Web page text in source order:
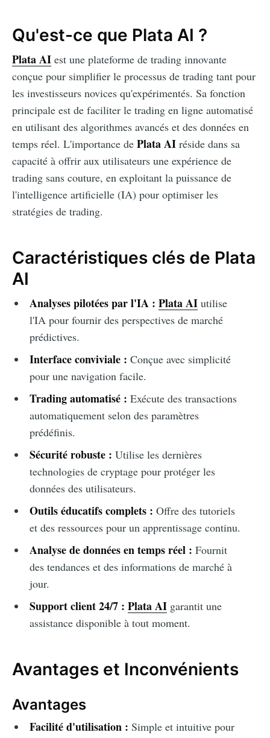
Qu'est-ce que Plata AI ?
Plata AI est une plateforme de trading innovante
conçue pour simplifier le processus de trading tant pour
les investisseurs novices qu'expérimentés. Sa fonction
principale est de faciliter le trading en ligne automatisé
en utilisant des algorithmes avancés et des données en
temps réel. L'importance de Plata AI réside dans sa
capacité à offrir aux utilisateurs une expérience de
trading sans couture, en exploitant la puissance de
l'intelligence artificielle (IA) pour optimiser les
stratégies de trading.
Caractéristiques clés de Plata
AI
Analyses pilotées par l'IA : Plata AIutilise
l'IA pour fournir des perspectives de marché
prédictives.
Interface conviviale : Conçue avec simplicité
pour une navigation facile.
Trading automatisé : Exécute des transactions
automatiquement selon des paramètres
prédéfinis.
Sécurité robuste : Utilise les dernières
technologies de cryptage pour protéger les
données des utilisateurs.
Outils éducatifs complets : Offre des tutoriels
et des ressources pour un apprentissage continu.
Analyse de données en temps réel : Fournit
des tendances et des informations de marché à
jour.
Support client 24/7 : Plata AIgarantit une
assistance disponible à tout moment.
Avantages et Inconvénients
Avantages
Facilité d'utilisation : Simple et intuitive pour